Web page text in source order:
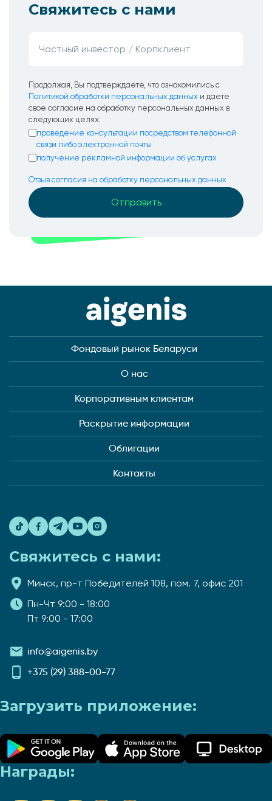
Свяжитесь с нами
Продолжая, Вы подтверждаете, что ознакомились с
Политикой обработки персональных данных и даете
свое согласие на обработку персональных данных в
следующих целях:
проведение консультации посредством телефонной
связи либо электронной почты
получение рекламной информации об услугах
Отзыв согласия на обработку персональных данных
Фондовый рынок Беларуси
О нас
Корпоративным клиентам
Раскрытие информации
Облигации
Контакты
Свяжитесь с нами:
Минск, пр-т Победителей 108, пом. 7, офис 201
Пн-Чт 9:00 - 18:00
Пт 9:00 - 17:00
info@aigenis.by
+375 (29) 388-00-77
Загрузить приложение:
Награды: